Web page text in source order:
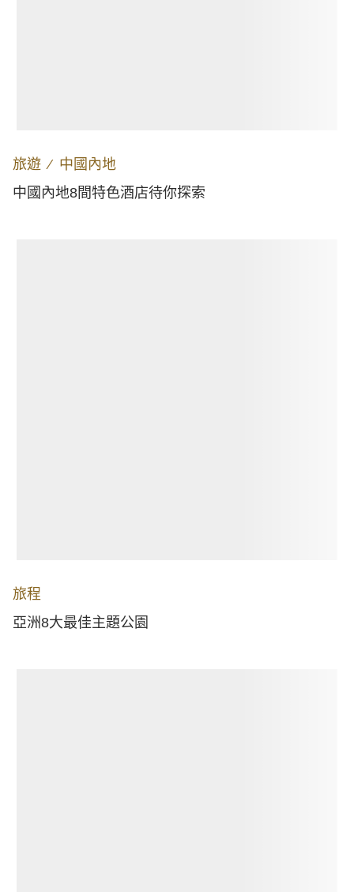
旅遊 ∕ 中國內地
中國內地8間特色酒店待你探索
旅程
亞洲8大最佳主題公園